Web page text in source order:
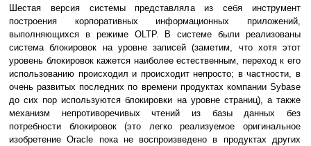
Шестая версия системы представляла из себя инструмент
построения корпоративных информационных приложений,
выполняющихся в режиме OLTP. В системе были реализованы
система блокировок на уровне записей (заметим, что хотя этот
уровень блокировок кажется наиболее естественным, переход к его
использованию происходил и происходит непросто; в частности, в
очень развитых последних по времени продуктах компании Sybase
до сих пор используются блокировки на уровне страниц), а также
механизм непротиворечивых чтений из базы данных без
потребности блокировок (это легко реализуемое оригинальное
изобретение Oracle пока не воспроизведено в продуктах других